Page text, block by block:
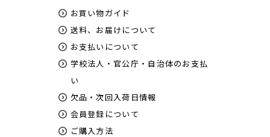
お買い物ガイド
送料、お届けについて
お支払いについて
学校法人・官公庁・自治体のお支払
い
欠品・次回入荷日情報
会員登録について
ご購入方法